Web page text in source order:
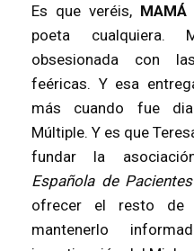
Es que veréis, MAMÁ
poeta cualquiera.
obsesionada con
feéricas. Y esa
más cuando fue
Múltiple. Y es que
fundar la
Española de
ofrecer el resto de
mantenerlo